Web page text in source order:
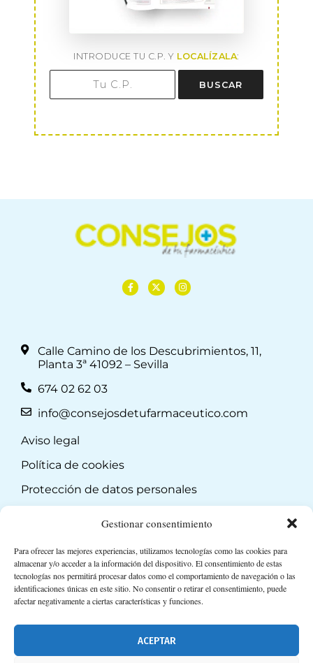
Gestionar consentimiento
Para ofrecer las mejores experiencias, utilizamos tecnologías como las cookies para
almacenar y/o acceder a la información del dispositivo. El consentimiento de estas
tecnologías nos permitirá procesar datos como el comportamiento de navegación o las
identificaciones únicas en este sitio. No consentir o retirar el consentimiento, puede
afectar negativamente a ciertas características y funciones.
ACEPTAR
INTRODUCE TU C.P. Y LOCALÍZALA:
BUSCAR
Calle Camino de los Descubrimientos, 11,
Planta 3ª 41092 – Sevilla
674 02 62 03
info@consejosdetufarmaceutico.com
Aviso legal
Política de cookies
Protección de datos personales